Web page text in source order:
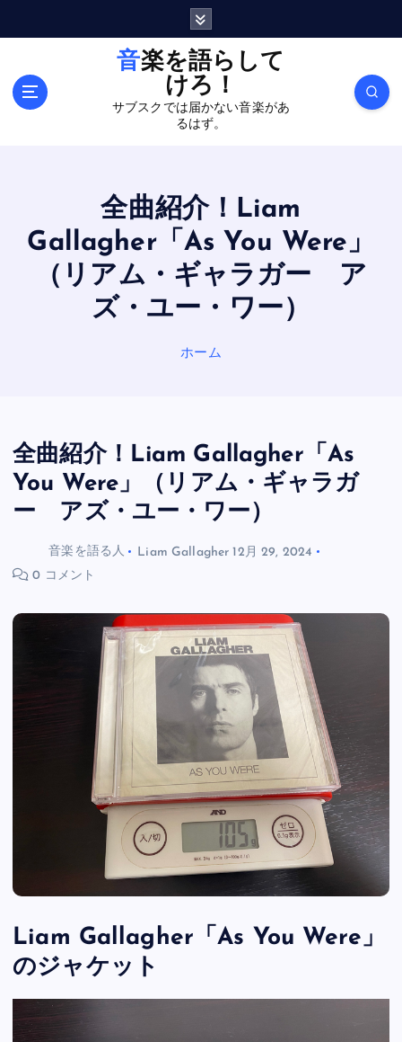
音楽を語らして
けろ！
サブスクでは届かない音楽があ
るはず。
全曲紹介！Liam
Gallagher「As You Were」
（リアム・ギャラガー ア
ズ・ユー・ワー）
ホーム
全曲紹介！Liam Gallagher「As
You Were」（リアム・ギャラガ
ー アズ・ユー・ワー）
音楽を語る人 Liam Gallagher 12月 29, 2024
0 コメント
Liam Gallagher「As You Were」
のジャケット